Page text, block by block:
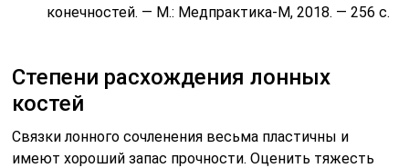
конечностей. — М.: Медпрактика-М, 2018. — 256 с.
Степени расхождения лонных
костей
Связки лонного сочленения весьма пластичны и
имеют хороший запас прочности. Оценить тяжесть